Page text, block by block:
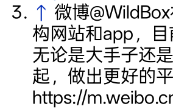
↑ 微博
构网站和app，
无论是大手子还
起，做出更好的
https://